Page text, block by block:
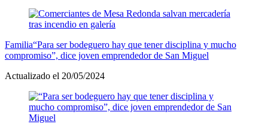
Familia“Para ser bodeguero hay que tener disciplina y mucho
compromiso”, dice joven emprendedor de San Miguel
Actualizado el 20/05/2024